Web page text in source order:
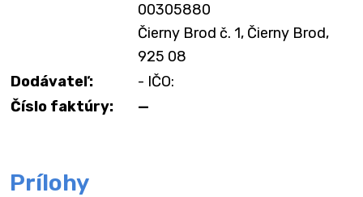
00305880
Čierny Brod č. 1, Čierny Brod,
925 08
Dodávateľ:
- IČO:
Číslo faktúry:
—
Prílohy